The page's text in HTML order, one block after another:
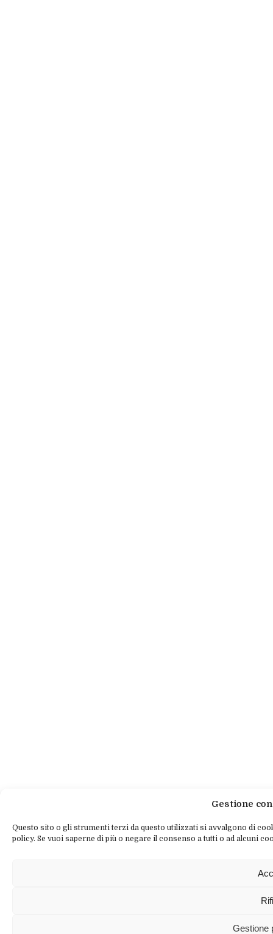
Gestione
Questo sito o gli strumenti terzi da questo utilizzati si avvalgono di
policy. Se vuoi saperne di più o negare il consenso a tutti o ad alcuni
Gestione